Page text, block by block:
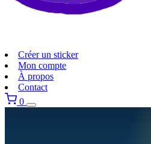
Créer un sticker
Mon compte
À propos
Contact
0